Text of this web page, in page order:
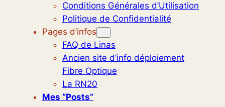
Conditions Générales d’Utilisation
Politique de Confidentialité
Pages d’infos
FAQ de Linas
Ancien site d’info déploiement
Fibre Optique
La RN20
Mes “posts”